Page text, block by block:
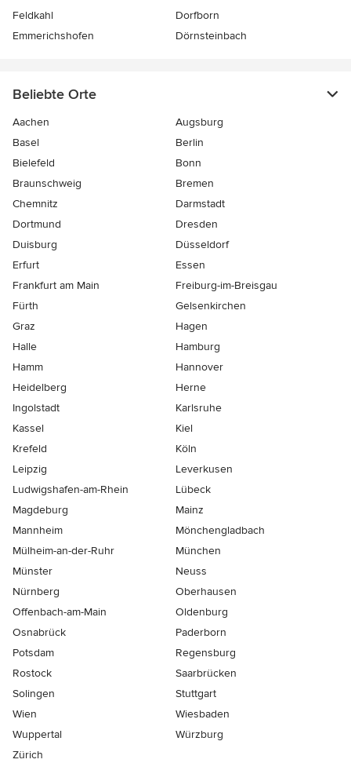
Feldkahl
Dorfborn
Emmerichshofen
Dörnsteinbach
Beliebte Orte
Aachen
Augsburg
Basel
Berlin
Bielefeld
Bonn
Braunschweig
Bremen
Chemnitz
Darmstadt
Dortmund
Dresden
Duisburg
Düsseldorf
Erfurt
Essen
Frankfurt am Main
Freiburg-im-Breisgau
Fürth
Gelsenkirchen
Graz
Hagen
Halle
Hamburg
Hamm
Hannover
Heidelberg
Herne
Ingolstadt
Karlsruhe
Kassel
Kiel
Krefeld
Köln
Leipzig
Leverkusen
Ludwigshafen-am-Rhein
Lübeck
Magdeburg
Mainz
Mannheim
Mönchen­gladbach
Mülheim-an-der-Ruhr
München
Münster
Neuss
Nürnberg
Oberhausen
Offenbach-am-Main
Oldenburg
Osnabrück
Paderborn
Potsdam
Regensburg
Rostock
Saarbrücken
Solingen
Stuttgart
Wien
Wiesbaden
Wuppertal
Würzburg
Zürich